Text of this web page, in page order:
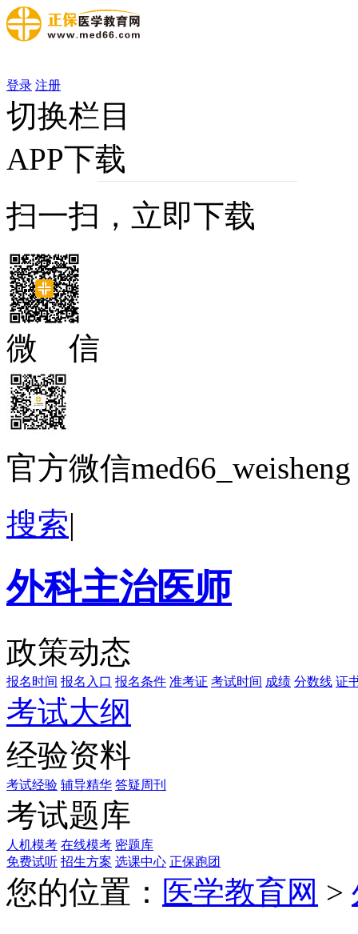
登录 注册
切换栏目
APP下载
扫一扫，立即下载
微 信
官方微信med66_weisheng
搜索|
外科主治医师
政策动态
报名时间 报名入口 报名条件 准考证 考试时间 成绩 分数线 证
考试大纲
经验资料
考试经验 辅导精华 答疑周刊
考试题库
人机模考 在线模考 密题库
免费试听 招生方案 选课中心 正保跑团
您的位置： 医学教育网 >